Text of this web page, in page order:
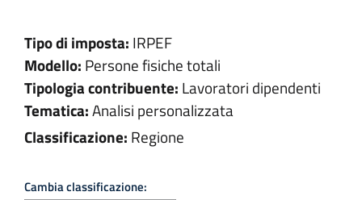
Tipo di imposta: IRPEF
Modello: Persone fisiche totali
Tipologia contribuente: Lavoratori dipendenti
Tematica:Analisi personalizzata
Classificazione: Regione
Cambia classificazione: